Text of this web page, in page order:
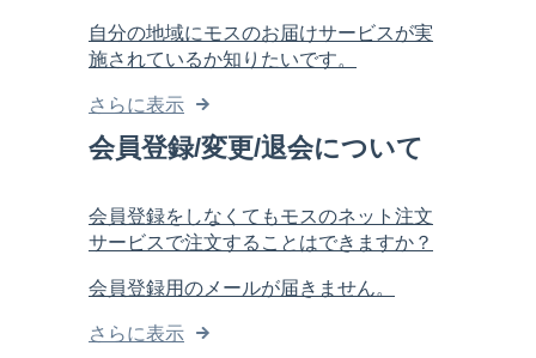
自分の地域にモスのお届けサービスが実
施されているか知りたいです。
さらに表示
会員登録/変更/退会について
会員登録をしなくてもモスのネット注文
サービスで注文することはできますか？
会員登録用のメールが届きません。
さらに表示